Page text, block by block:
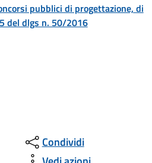
pubblici di progettazione, di
del dlgs n. 50/2016
Condividi